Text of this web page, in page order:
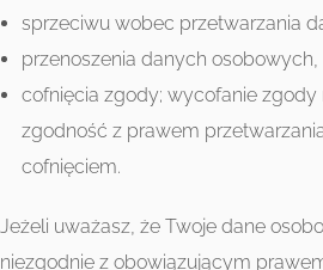
sprzeciwu wobec przetwarzania
przenoszenia danych osobowych,
cofnięcia zgody; wycofanie zgody
zgodność z prawem
cofnięciem.
Jeżeli uważasz, że Twoje dane
niezgodnie z obowiązującym